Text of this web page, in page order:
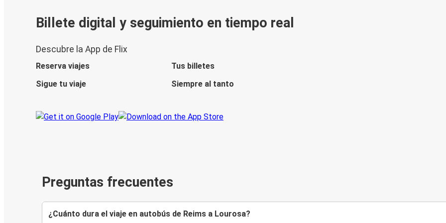
Billete digital y seguimiento en tiempo real
Descubre la App de Flix
Reserva viajes
Tus billetes
Sigue tu viaje
Siempre al tanto
Preguntas frecuentes
¿Cuánto dura el viaje en autobús de Reims a Lourosa?